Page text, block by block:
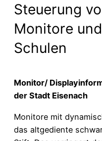
Steuerung
Monitore
Schulen
Monitor/
der Stadt Eisenach
Monitore mit
das altgediente